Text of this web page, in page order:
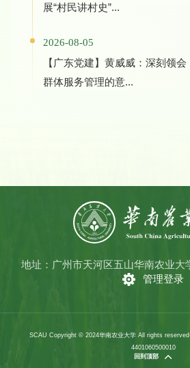
展“村民讲村史”...
2026-08-05
【广东党建】黄威威：深刻领
群体服务管理的意...
地址：广州市天河区五山华南农业大
管理登录
SCAU Copyright © 2024华南农业大学 All rights reserved
4401060500010
回到顶部